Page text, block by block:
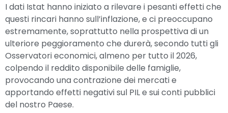
I dati Istat hanno iniziato a rilevare i pesanti effetti che
questi rincari hanno sull’inflazione, e ci preoccupano
estremamente, soprattutto nella prospettiva di un
ulteriore peggioramento che durerà, secondo tutti gli
Osservatori economici, almeno per tutto il 2026,
colpendo il reddito disponibile delle famiglie,
provocando una contrazione dei mercati e
apportando effetti negativi sul PIL e sui conti pubblici
del nostro Paese.